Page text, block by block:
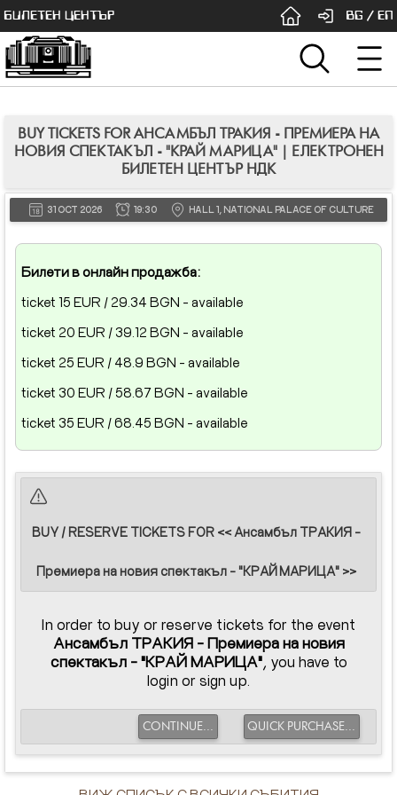
БИЛЕТЕН ЦЕНТЪР BG / EN
BUY TICKETS FOR АНСАМБЪЛ ТРАКИЯ - ПРЕМИЕРА НА
НОВИЯ СПЕКТАКЪЛ - "КРАЙ МАРИЦА" | ЕЛЕКТРОНЕН
БИЛЕТЕН ЦЕНТЪР НДК
31 OCT 2026 19:30 HALL 1, NATIONAL PALACE OF CULTURE
Билети в онлайн продажба:
ticket 15 EUR / 29.34 BGN - available
ticket 20 EUR / 39.12 BGN - available
ticket 25 EUR / 48.9 BGN - available
ticket 30 EUR / 58.67 BGN - available
ticket 35 EUR / 68.45 BGN - available
BUY / RESERVE TICKETS FOR << Ансамбъл ТРАКИЯ -
Премиера на новия спектакъл - "КРАЙ МАРИЦА" >>
In order to buy or reserve tickets for the event
Ансамбъл ТРАКИЯ - Премиера на новия
спектакъл - "КРАЙ МАРИЦА", you have to
login or sign up.
CONTINUE... QUICK PURCHASE...